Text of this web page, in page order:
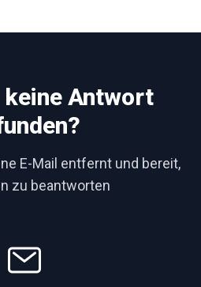
keine Antwort
E-Mail entfernt und bereit,
zu beantworten